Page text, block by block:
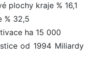
plochy kraje % 16,1
% 32,5
ha 15 000
od 1994 Miliardy